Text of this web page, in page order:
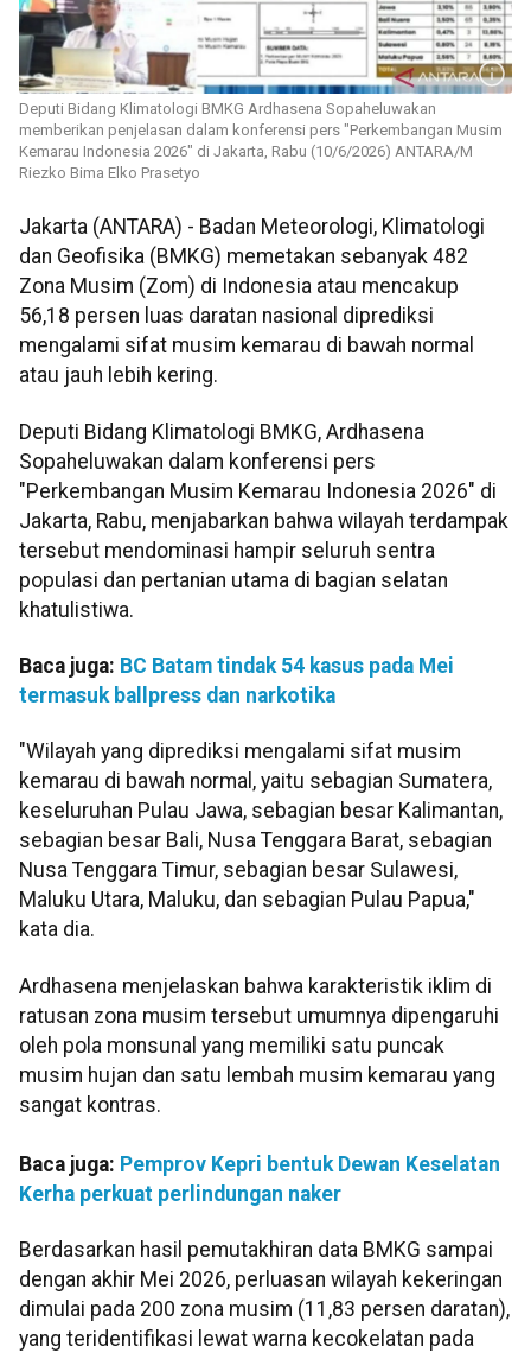
Deputi Bidang Klimatologi BMKG Ardhasena Sopaheluwakan
memberikan penjelasan dalam konferensi pers "Perkembangan Musim
Kemarau Indonesia 2026" di Jakarta, Rabu (10/6/2026) ANTARA/M
Riezko Bima Elko Prasetyo
Jakarta (ANTARA) - Badan Meteorologi, Klimatologi
dan Geofisika (BMKG) memetakan sebanyak 482
Zona Musim (Zom) di Indonesia atau mencakup
56,18 persen luas daratan nasional diprediksi
mengalami sifat musim kemarau di bawah normal
atau jauh lebih kering.
Deputi Bidang Klimatologi BMKG, Ardhasena
Sopaheluwakan dalam konferensi pers
"Perkembangan Musim Kemarau Indonesia 2026" di
Jakarta, Rabu, menjabarkan bahwa wilayah terdampak
tersebut mendominasi hampir seluruh sentra
populasi dan pertanian utama di bagian selatan
khatulistiwa.
Baca juga: BC Batam tindak 54 kasus pada Mei
termasuk ballpress dan narkotika
"Wilayah yang diprediksi mengalami sifat musim
kemarau di bawah normal, yaitu sebagian Sumatera,
keseluruhan Pulau Jawa, sebagian besar Kalimantan,
sebagian besar Bali, Nusa Tenggara Barat, sebagian
Nusa Tenggara Timur, sebagian besar Sulawesi,
Maluku Utara, Maluku, dan sebagian Pulau Papua,"
kata dia.
Ardhasena menjelaskan bahwa karakteristik iklim di
ratusan zona musim tersebut umumnya dipengaruhi
oleh pola monsunal yang memiliki satu puncak
musim hujan dan satu lembah musim kemarau yang
sangat kontras.
Baca juga: Pemprov Kepri bentuk Dewan Keselatan
Kerha perkuat perlindungan naker
Berdasarkan hasil pemutakhiran data BMKG sampai
dengan akhir Mei 2026, perluasan wilayah kekeringan
dimulai pada 200 zona musim (11,83 persen daratan),
yang teridentifikasi lewat warna kecokelatan pada